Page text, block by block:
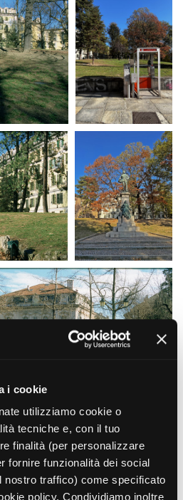
i cookie
utilizziamo cookie o
tecniche e, con il tuo
finalità (per personalizzare
fornire funzionalità dei social
nostro traffico) come specificato
policy. Condividiamo inoltre
Location - Nuovo utente
Newsletter
Lavora con noi
Stage - Tirocini - Scuola e
Lavoro
Elenco Operatori Economici
per affidamento lavori in
economia